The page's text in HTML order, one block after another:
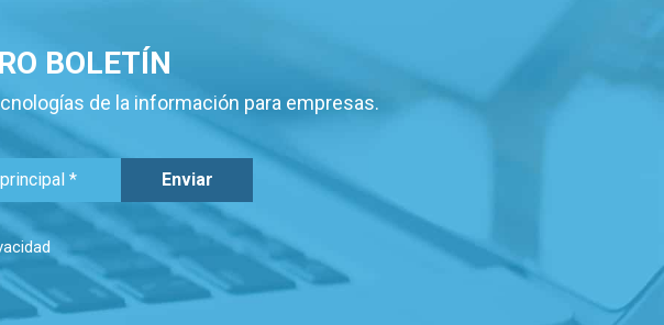
BOLETÍN
de la información para empresas.